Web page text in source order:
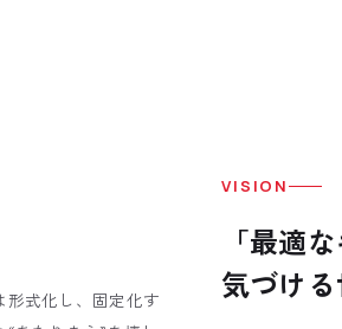
形式化し、固定化す
VISION
「最適
気づける